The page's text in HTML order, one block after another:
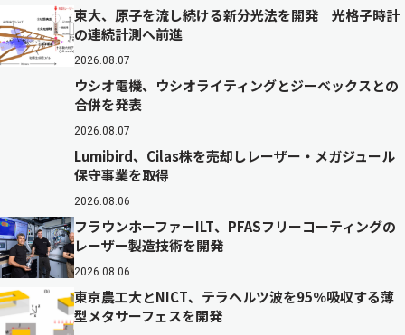
東大、原子を流し続ける新分光法を開発 光格子時計
の連続計測へ前進
2026.08.07
ウシオ電機、ウシオライティングとジーベックスとの
合併を発表
2026.08.07
Lumibird、Cilas株を売却しレーザー・メガジュール
保守事業を取得
2026.08.06
フラウンホーファーILT、PFASフリーコーティングの
レーザー製造技術を開発
2026.08.06
東京農工大とNICT、テラヘルツ波を95％吸収する薄
型メタサーフェスを開発